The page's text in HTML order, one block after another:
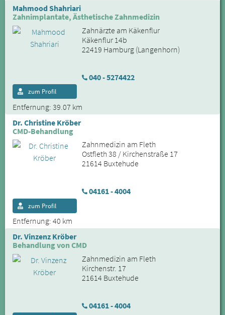
Mahmood Shahriari
Zahnimplantate, Ästhetische Zahnmedizin
Zahnärzte am Käkenflur
Käkenflur 14b
22419 Hamburg (Langenhorn)
040 - 5274422
Entfernung: 39.07 km
zum Profil
Dr. Christine Kröber
CMD-Behandlung
Zahnmedizin am Fleth
Ostfleth 38 / Kirchenstraße 17
21614 Buxtehude
04161 - 4004
Entfernung: 40 km
zum Profil
Dr. Vinzenz Kröber
Behandlung von CMD
Zahnmedizin am Fleth
Kirchenstr. 17
21614 Buxtehude
04161 - 4004